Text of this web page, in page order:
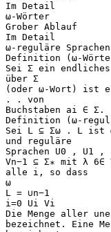
Im Detail
ω-Wörter
Grober Ablauf
Im Detail
ω-reguläre Sprachen
Definition (ω-
Sei Σ ein
über Σ
(oder ω-Wort) ist
. . von
Buchstaben ai ∈ Σ.
Definition (ω-
Sei L ⊆ Σω . L ist
und reguläre
Sprachen U0 ,
Vn−1 ⊆ Σ∗ mit λ
alle i, so dass
ω
L = ∪n−1
i=0 Ui Vi
Die Menge aller
bezeichnet. Eine